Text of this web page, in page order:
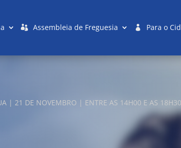
Assembleia de Freguesia Para o
| 21 DE NOVEMBRO | ENTRE AS 14H00 E AS 18H30